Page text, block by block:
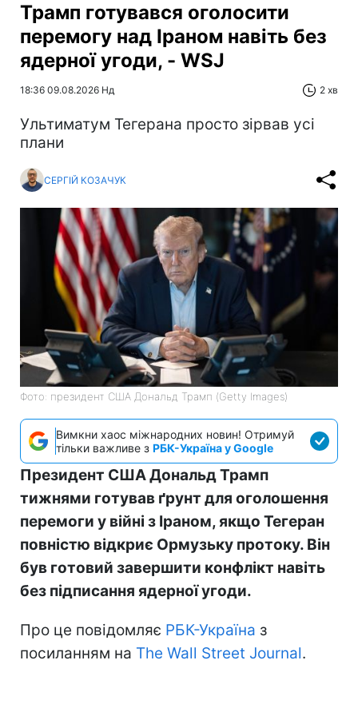
Трамп готувався оголосити
перемогу над Іраном навіть без
ядерної угоди, - WSJ
18:36 09.08.2026 Нд 2 хв
Ультиматум Тегерана просто зірвав усі
плани
СЕРГІЙ КОЗАЧУК
Фото: президент США Дональд Трамп (Getty Images)
Вимкни хаос міжнародних новин! Отримуй
тільки важливе з РБК-Україна у Google
Президент США Дональд Трамп
тижнями готував ґрунт для оголошення
перемоги у війні з Іраном, якщо Тегеран
повністю відкриє Ормузьку протоку. Він
був готовий завершити конфлікт навіть
без підписання ядерної угоди.
Про це повідомляє РБК-Україна з
посиланням на The Wall Street Journal.